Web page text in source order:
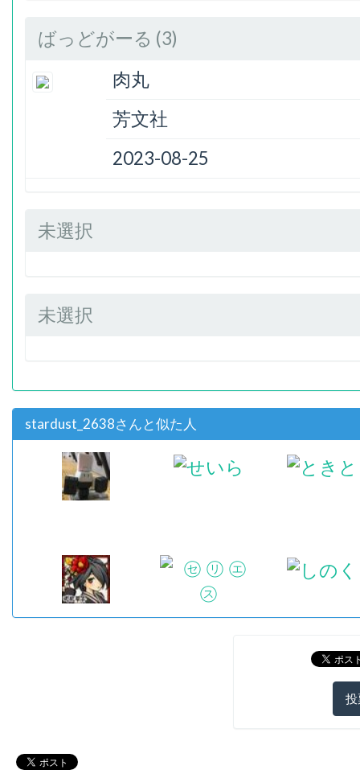
ばっどがーる (3)
肉丸
芳文社
2023-08-25
未選択
未選択
stardust_2638さんと似た人
投